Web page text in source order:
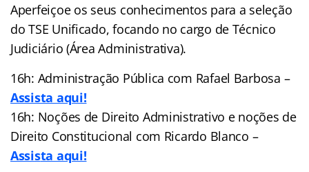
Aperfeiçoe os seus conhecimentos para a seleção
do TSE Unificado, focando no cargo de Técnico
Judiciário (Área Administrativa).
16h: Administração Pública com Rafael Barbosa –
Assista aqui!
16h: Noções de Direito Administrativo e noções de
Direito Constitucional com Ricardo Blanco –
Assista aqui!